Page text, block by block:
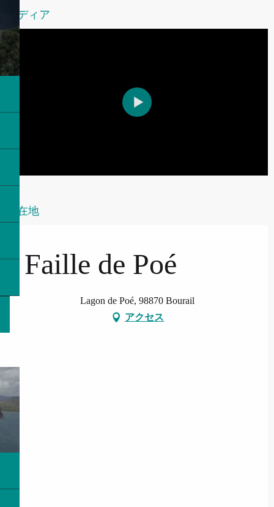
メディア
所在地
Faille de Poé
Lagon de Poé, 98870 Bourail
アクセス